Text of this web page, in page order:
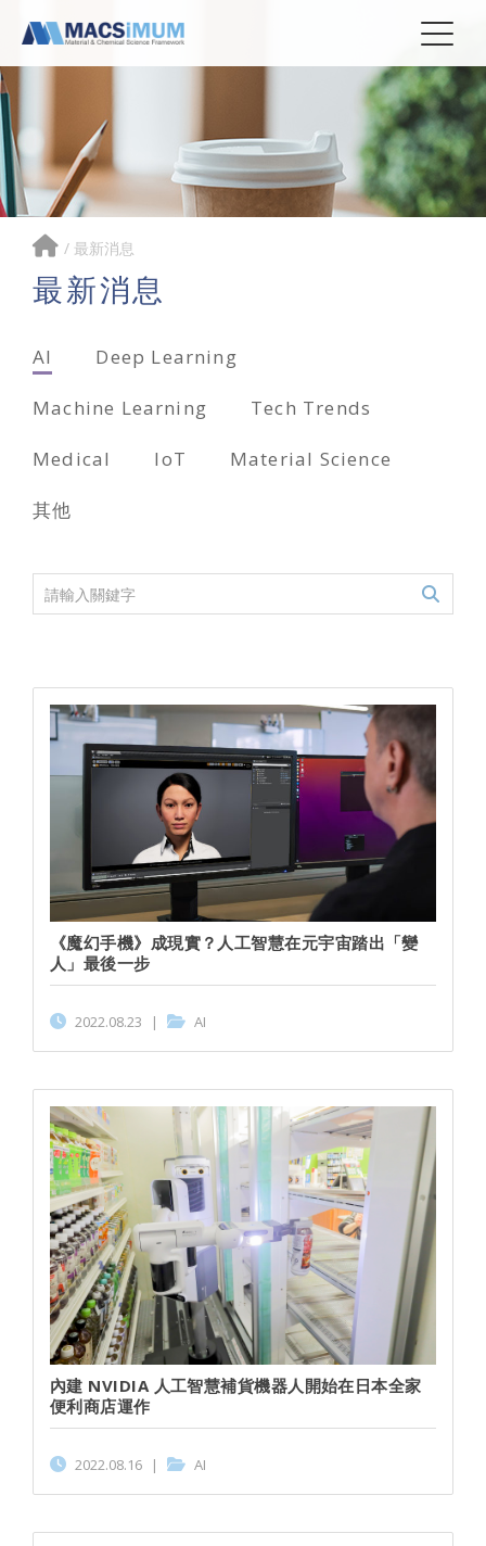
/ 最新消息
最新消息
AI Deep Learning
Machine Learning Tech Trends
Medical IoT Material Science
其他
《魔幻手機》成現實？人工智慧在元宇宙踏出「變
人」最後一步
2022.08.23 | AI
內建 NVIDIA 人工智慧補貨機器人開始在日本全家
便利商店運作
2022.08.16 | AI